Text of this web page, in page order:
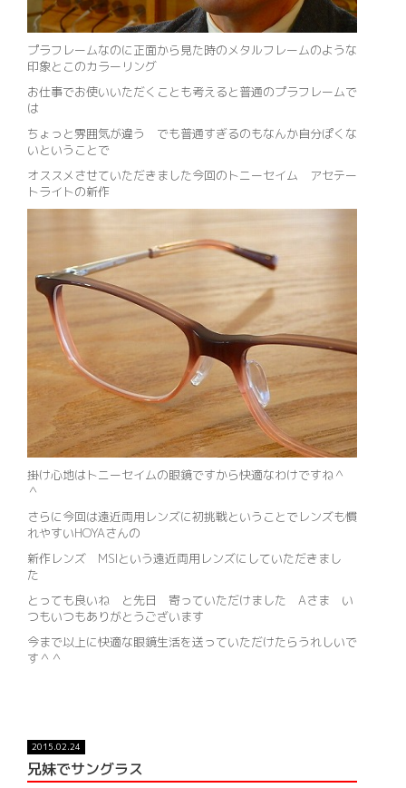
プラフレームなのに正面から見た時のメタルフレームのような
印象とこのカラーリング
お仕事でお使いいただくことも考えると普通のプラフレームで
は
ちょっと雰囲気が違う でも普通すぎるのもなんか自分ぽくな
いということで
オススメさせていただきました今回のトニーセイム アセテー
トライトの新作
掛け心地はトニーセイムの眼鏡ですから快適なわけですね＾
＾
さらに今回は遠近両用レンズに初挑戦ということでレンズも慣
れやすいHOYAさんの
新作レンズ MSIという遠近両用レンズにしていただきまし
た
とっても良いね と先日 寄っていただけました Aさま い
つもいつもありがとうございます
今まで以上に快適な眼鏡生活を送っていただけたらうれしいで
す＾＾
2015.02.24
兄妹でサングラス